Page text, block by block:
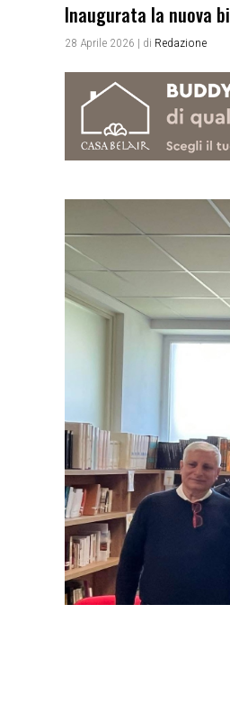
Inaugurata la nuova
28 Aprile 2026 | di Redazione